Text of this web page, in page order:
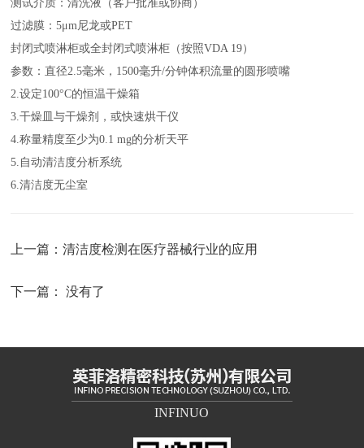
测试介质：清洗液（客户批准或协商）
过滤膜：5μm尼龙或PET
封闭式喷淋柜或全封闭式喷淋柜（按照VDA 19）
参数：直径2.5毫米，1500毫升/分钟体积流量的圆形喷嘴
2.设定100°C的恒温干燥箱
3.干燥皿与干燥剂，或快速烘干仪
4.称量精度至少为0.1 mg的分析天平
5.自动清洁度分析系统
6.清洁度无尘室
上一篇：清洁度检测在医疗器械行业的应用
下一篇： 没有了
INFINUO